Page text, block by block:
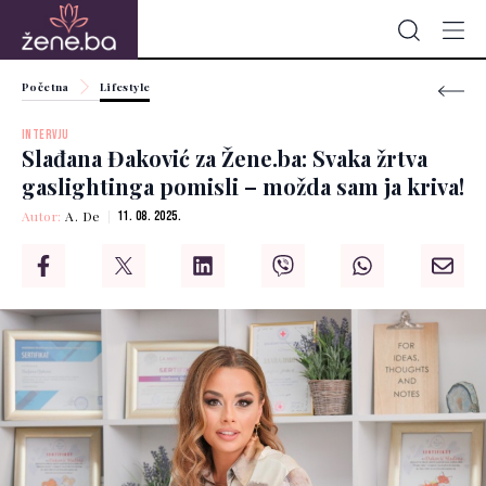
Početna Lifestyle
INTERVJU
Slađana Đaković za Žene.ba: Svaka žrtva
gaslightinga pomisli – možda sam ja kriva!
Autor:A. De 11. 08. 2025.